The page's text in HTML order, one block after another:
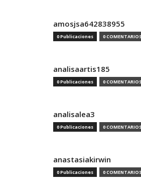
amosjsa642838955
0 Publicaciones 0 COMENTARIOS
analisaartis185
0 Publicaciones 0 COMENTARIOS
analisalea3
0 Publicaciones 0 COMENTARIOS
anastasiakirwin
0 Publicaciones 0 COMENTARIOS